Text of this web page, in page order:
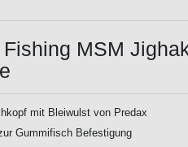
MSM
mit Bleiwulst von Predax
Gummifisch Befestigung